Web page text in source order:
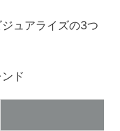
ュアライズの3つ
ド